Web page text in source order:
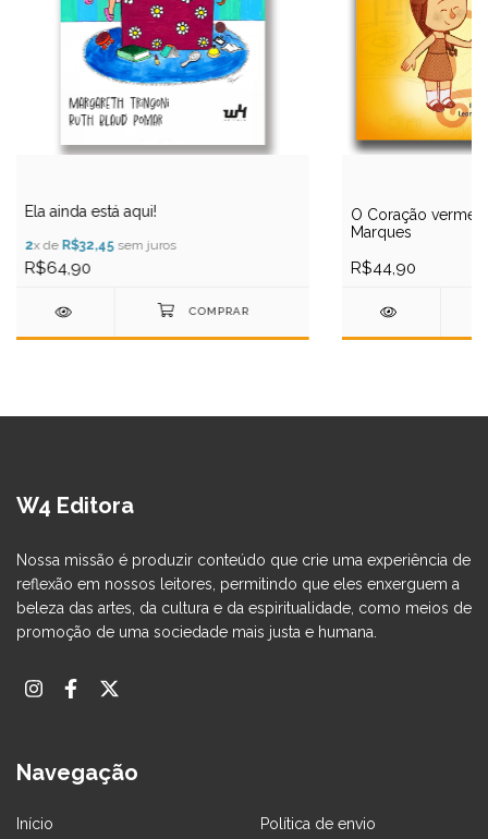
Ela ainda está aqui!
2x de R$32,45sem juros
R$64,90
O Coração
Marques
R$44,90
W4 Editora
Nossa missão é produzir conteúdo que crie uma experiência de
reflexão em nossos leitores, permitindo que eles enxerguem a
beleza das artes, da cultura e da espiritualidade, como meios de
promoção de uma sociedade mais justa e humana.
Navegação
Início Política de envio